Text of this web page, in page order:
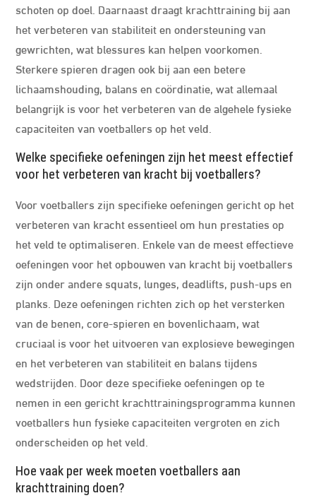
schoten op doel. Daarnaast draagt krachttraining bij aan
het verbeteren van stabiliteit en ondersteuning van
gewrichten, wat blessures kan helpen voorkomen.
Sterkere spieren dragen ook bij aan een betere
lichaamshouding, balans en coördinatie, wat allemaal
belangrijk is voor het verbeteren van de algehele fysieke
capaciteiten van voetballers op het veld.
Welke specifieke oefeningen zijn het meest effectief
voor het verbeteren van kracht bij voetballers?
Voor voetballers zijn specifieke oefeningen gericht op het
verbeteren van kracht essentieel om hun prestaties op
het veld te optimaliseren. Enkele van de meest effectieve
oefeningen voor het opbouwen van kracht bij voetballers
zijn onder andere squats, lunges, deadlifts, push-ups en
planks. Deze oefeningen richten zich op het versterken
van de benen, core-spieren en bovenlichaam, wat
cruciaal is voor het uitvoeren van explosieve bewegingen
en het verbeteren van stabiliteit en balans tijdens
wedstrijden. Door deze specifieke oefeningen op te
nemen in een gericht krachttrainingsprogramma kunnen
voetballers hun fysieke capaciteiten vergroten en zich
onderscheiden op het veld.
Hoe vaak per week moeten voetballers aan
krachttraining doen?